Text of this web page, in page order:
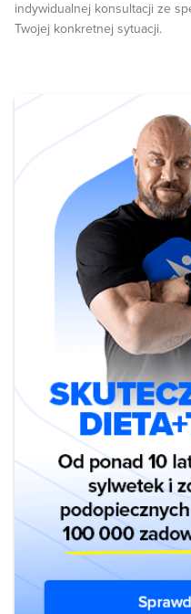
indywidualnej konsultacji ze
Twojej konkretnej sytuacji.